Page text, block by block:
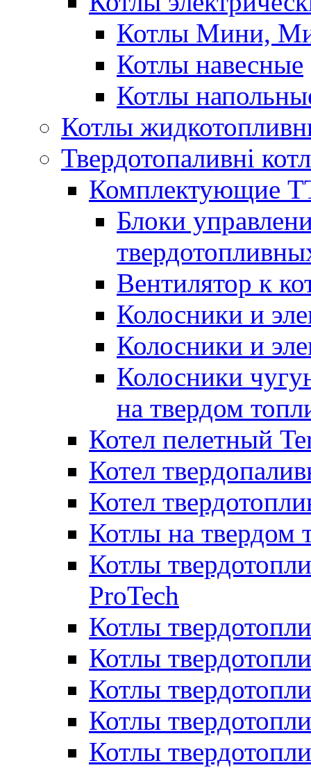
Котлы Мини,
Котлы навесные
Котлы
Котлы
Твердотопаливні
Комплектующие
Блоки
Вентилятор к
Колосники и
Колосники и
Колосники
на твердом
Котел пелетный
Котел
Котел
Котлы на твердом
Котлы
ProTech
Котлы
Котлы
Котлы
Котлы
Котлы